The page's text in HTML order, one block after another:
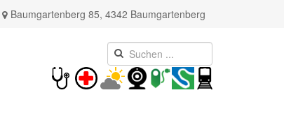
Baumgartenberg 85, 4342 Baumgartenberg